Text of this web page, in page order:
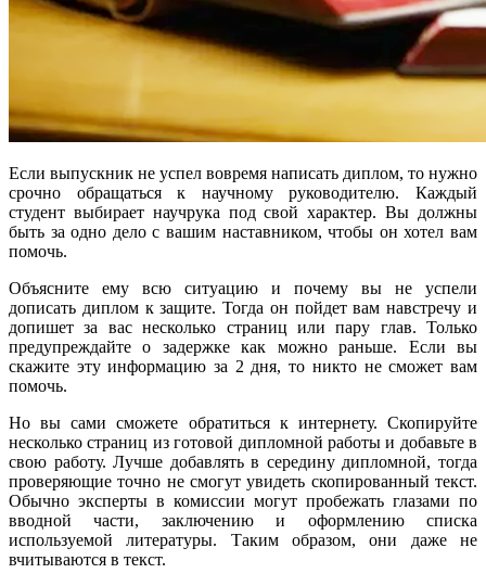
Если выпускник не успел вовремя написать диплом, то нужно
срочно обращаться к научному руководителю. Каждый
студент выбирает научрука под свой характер. Вы должны
быть за одно дело с вашим наставником, чтобы он хотел вам
помочь.
Объясните ему всю ситуацию и почему вы не успели
дописать диплом к защите. Тогда он пойдет вам навстречу и
допишет за вас несколько страниц или пару глав. Только
предупреждайте о задержке как можно раньше. Если вы
скажите эту информацию за 2 дня, то никто не сможет вам
помочь.
Но вы сами сможете обратиться к интернету. Скопируйте
несколько страниц из готовой дипломной работы и добавьте в
свою работу. Лучше добавлять в середину дипломной, тогда
проверяющие точно не смогут увидеть скопированный текст.
Обычно эксперты в комиссии могут пробежать глазами по
вводной части, заключению и оформлению списка
используемой литературы. Таким образом, они даже не
вчитываются в текст.